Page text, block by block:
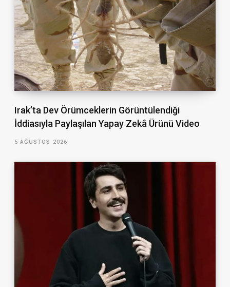
Irak’ta Dev Örümceklerin Görüntülendiği
İddiasıyla Paylaşılan Yapay Zekâ Ürünü Video
5 AĞUSTOS 2026